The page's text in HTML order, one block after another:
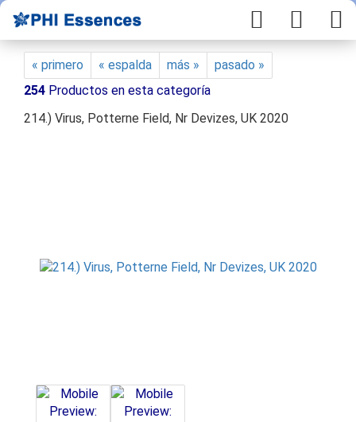
« primero « espalda más »
pasado »
254 Productos en esta categoría
214.) Virus, Potterne Field, Nr Devizes, UK 2020